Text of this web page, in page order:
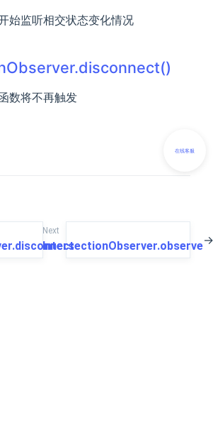
始监听相交状态变化情况
数将不再触发
Next
IntersectionObserver.observe
在线客服